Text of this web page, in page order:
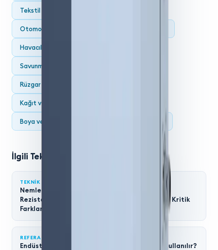
Tekstil Üretiminde Nemlendirme
Otomotiv Boyahane ve Üretiminde Nemlendirme
Havacılık ve Uzay Sektöründe Nemlendirme
Savunma Sanayiinde Nemlendirme
Rüzgar Enerjisi Tesislerinde Nemlendirme
Kağıt ve Selüloz Üretiminde Nemlendirme
Boya ve Kaplama Uygulamalarında Nemlendirme
İlgili Teknik Makaleler
TEKNIK MAKALE
Nemlendiricilerde Su Kalitesi: Elektrotlu ve
Rezistanslı Buharlı Nemlendiriciler Arasındaki Kritik
Farklar
REFERANS REHBER
Endüstriyel Nemlendirme Nedir? Nerelerde Kullanılır?